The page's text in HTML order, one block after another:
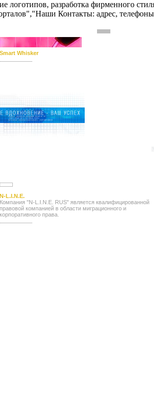
разработка фирменного
Контакты: адрес, телефоны
Smart Whisker
N-L.I.N.E.
Компания "N-L.I.N.E. RUS" является квалифицированной
правовой компанией в области миграционного и
корпоративного права.